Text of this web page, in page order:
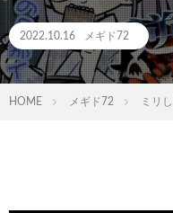
2022.10.16 メギド72
HOME メギド72 ミリ